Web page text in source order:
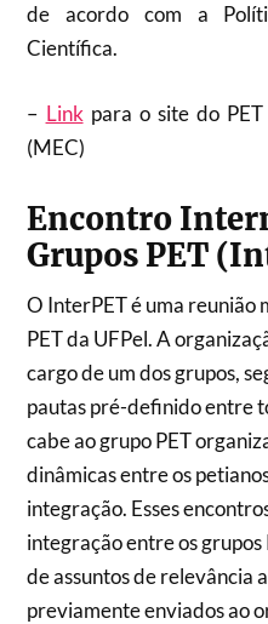
de acordo com a
Científica.
– Linkpara o site do PET
(MEC)
Encontro
Grupos PET
O InterPET é uma reunião
PET da UFPel. A
cargo de um dos grupos,
pautas pré-definido entre
cabe ao grupo PET
dinâmicas entre os
integração. Esses
integração entre os grupos
de assuntos de relevância
previamente enviados ao